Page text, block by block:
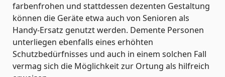
farbenfrohen und stattdessen dezenten Gestaltung
können die Geräte etwa auch von Senioren als
Handy-Ersatz genutzt werden. Demente Personen
unterliegen ebenfalls eines erhöhten
Schutzbedürfnisses und auch in einem solchen Fall
vermag sich die Möglichkeit zur Ortung als hilfreich